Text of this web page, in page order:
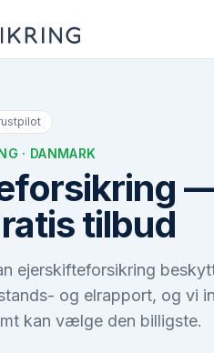
· DANMARK
tilbud
ejerskifteforsikring
og elrapport, og vi
kan vælge den billigste.